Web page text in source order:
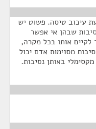
עיכוב טיסה. פשוט יש
שבהן אי אפשר
לקיים אותו בכל מקרה,
מסוימות אדם יכול
באותן נסיבות.